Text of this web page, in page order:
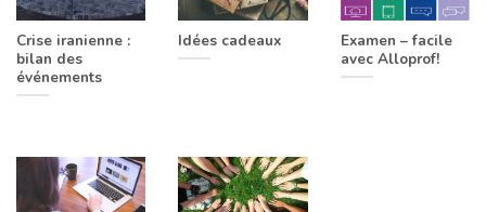
Crise iranienne :
bilan des
événements
Idées cadeaux
Examen – facile
avec Alloprof!